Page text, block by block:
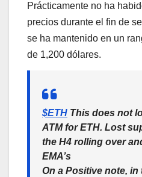
Prácticamente no ha
precios durante el fin de
se ha mantenido en un
de 1,200 dólares.
$ETH This does not
ATM for ETH. Lost
the H4 rolling over
EMA’s
On a Positive note, in